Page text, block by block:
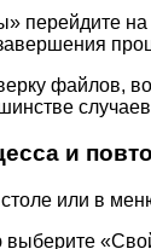
перейдите
файлов,
и
или в